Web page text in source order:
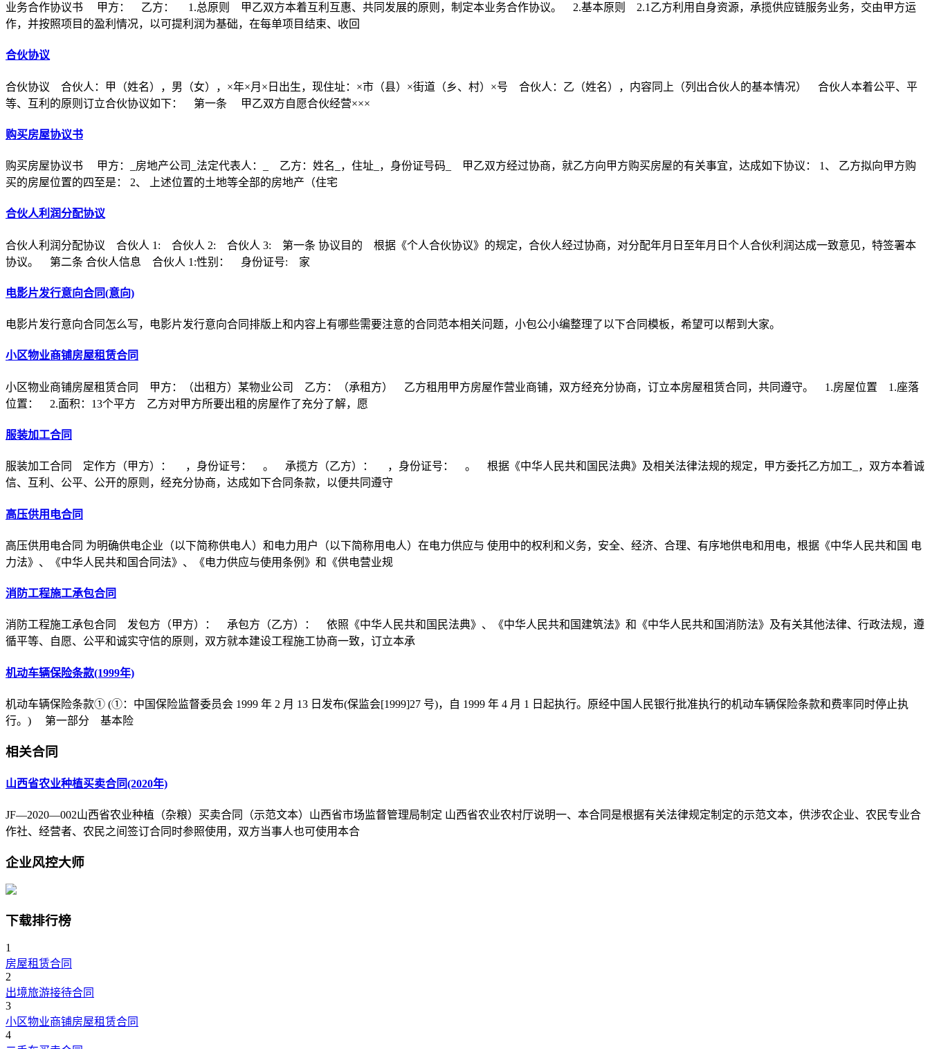
业务合作协议书 甲方： 乙方： 1.总原则 甲乙双方本着互利互惠、共同发展的原则，制定本业务合作协议。 2.基本原则 2.1乙方利用自身资源，承揽供应链服务业务，交由甲方运
作，并按照项目的盈利情况，以可提利润为基础，在每单项目结束、收回
合伙协议
合伙协议 合伙人：甲（姓名），男（女），×年×月×日出生，现住址：×市（县）×街道（乡、村）×号 合伙人：乙（姓名），内容同上（列出合伙人的基本情况） 合伙人本着公平、平
等、互利的原则订立合伙协议如下： 第一条 甲乙双方自愿合伙经营×××
购买房屋协议书
购买房屋协议书 甲方：_房地产公司_法定代表人：_ 乙方：姓名_，住址_，身份证号码_ 甲乙双方经过协商，就乙方向甲方购买房屋的有关事宜，达成如下协议： 1、 乙方拟向甲方购
买的房屋位置的四至是： 2、 上述位置的土地等全部的房地产（住宅
合伙人利润分配协议
合伙人利润分配协议 合伙人 1: 合伙人 2: 合伙人 3: 第一条 协议目的 根据《个人合伙协议》的规定，合伙人经过协商，对分配年月日至年月日个人合伙利润达成一致意见，特签署本
协议。 第二条 合伙人信息 合伙人 1:性别： 身份证号: 家
电影片发行意向合同(意向)
电影片发行意向合同怎么写，电影片发行意向合同排版上和内容上有哪些需要注意的合同范本相关问题，小包公小编整理了以下合同模板，希望可以帮到大家。
小区物业商铺房屋租赁合同
小区物业商铺房屋租赁合同 甲方：（出租方）某物业公司 乙方：（承租方） 乙方租用甲方房屋作营业商铺，双方经充分协商，订立本房屋租赁合同，共同遵守。 1.房屋位置 1.座落
位置： 2.面积：13个平方 乙方对甲方所要出租的房屋作了充分了解，愿
服装加工合同
服装加工合同 定作方（甲方）： ，身份证号： 。 承揽方（乙方）： ，身份证号： 。 根据《中华人民共和国民法典》及相关法律法规的规定，甲方委托乙方加工_，双方本着诚
信、互利、公平、公开的原则，经充分协商，达成如下合同条款，以便共同遵守
高压供用电合同
高压供用电合同 为明确供电企业（以下简称供电人）和电力用户（以下简称用电人）在电力供应与 使用中的权利和义务，安全、经济、合理、有序地供电和用电，根据《中华人民共和国 电
力法》、《中华人民共和国合同法》、《电力供应与使用条例》和《供电营业规
消防工程施工承包合同
消防工程施工承包合同 发包方（甲方）： 承包方（乙方）： 依照《中华人民共和国民法典》、《中华人民共和国建筑法》和《中华人民共和国消防法》及有关其他法律、行政法规，遵
循平等、自愿、公平和诚实守信的原则，双方就本建设工程施工协商一致，订立本承
机动车辆保险条款(1999年)
机动车辆保险条款① (①：中国保险监督委员会 1999 年 2 月 13 日发布(保监会[1999]27 号)，自 1999 年 4 月 1 日起执行。原经中国人民银行批准执行的机动车辆保险条款和费率同时停止执
行。) 第一部分 基本险
相关合同
山西省农业种植买卖合同(2020年)
JF—2020—002山西省农业种植（杂粮）买卖合同（示范文本）山西省市场监督管理局制定 山西省农业农村厅说明一、本合同是根据有关法律规定制定的示范文本，供涉农企业、农民专业合
作社、经营者、农民之间签订合同时参照使用，双方当事人也可使用本合
企业风控大师
下载排行榜
1
房屋租赁合同
2
出境旅游接待合同
3
小区物业商铺房屋租赁合同
4